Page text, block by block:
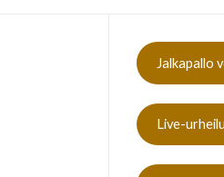
Jalkapallo
Live-